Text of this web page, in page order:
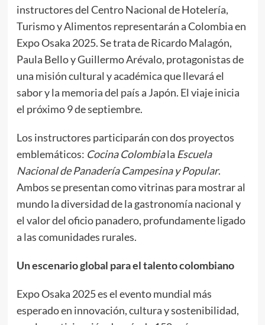
instructores del Centro Nacional de Hotelería,
Turismo y Alimentos representarán a Colombia en
Expo Osaka 2025. Se trata de Ricardo Malagón,
Paula Bello y Guillermo Arévalo, protagonistas de
una misión cultural y académica que llevará el
sabor y la memoria del país a Japón. El viaje inicia
el próximo 9 de septiembre.
Los instructores participarán con dos proyectos
emblemáticos: Cocina Colombiala Escuela
Nacional de Panadería Campesina y Popular.
Ambos se presentan como vitrinas para mostrar al
mundo la diversidad de la gastronomía nacional y
el valor del oficio panadero, profundamente ligado
a las comunidades rurales.
Un escenario global para el talento colombiano
Expo Osaka 2025 es el evento mundial más
esperado en innovación, cultura y sostenibilidad,